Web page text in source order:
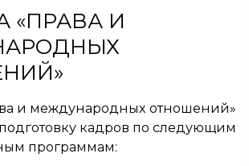
«ПРАВА И
и международных отношений»
кадров по следующим
программам: